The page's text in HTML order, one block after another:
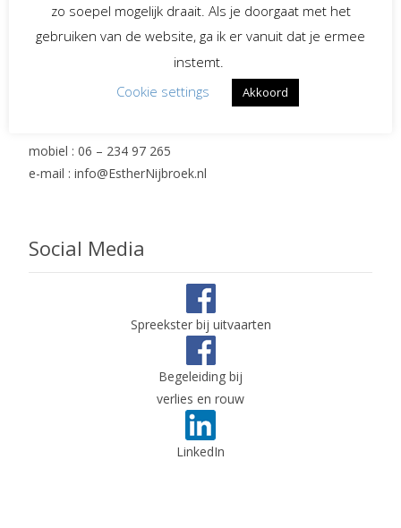
Contact en adres
mobiel : 06 – 234 97 265
e-mail : info@EstherNijbroek.nl
Social Media
Spreekster bij uitvaarten
Begeleiding bij
verlies en rouw
LinkedIn
zo soepel mogelijk draait. Als je doorgaat met het
gebruiken van de website, ga ik er vanuit dat je ermee
instemt.
Cookie settings
Akkoord